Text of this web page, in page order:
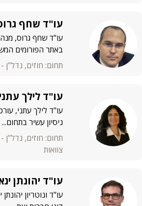
עו"ד שחף
עו"ד שחף גרוס, מנהל
באתר הפורומים
תחום: חוזים, נדל"ן
עו"ד לילך עתני
עו"ד לילך עתני,
ניסיון עשיר בתחום...
תחום: חוזים, נדל"ן
צוואות
עו"ד יהונתן
עו"ד ונוטריון